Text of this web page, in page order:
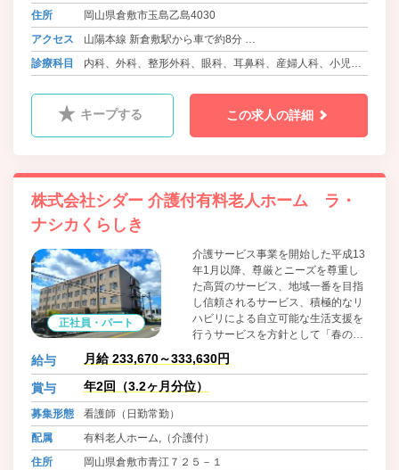
問」「泊まり」のサービスを組み合
わせて２４時間３６５日ご利用して
いただける小規模多機能型居宅介護
事業所もございます。
住所
岡山県倉敷市玉島乙島4030
アクセス
山陽本線 新倉敷駅から車で約8分
バス 両備バス ハーバーアイランド線 押上 徒歩6分
診療科目
内科、外科、整形外科、眼科、耳鼻科、産婦人科、小児
キープする この求人の詳細
株式会社シダー 介護付有料老人ホーム ラ・
ナシカくらしき
正社員・パート
介護サービス事業を開始した平成13
年1月以降、尊厳とニーズを尊重し
た高質のサービス、地域一番を目指
し信頼されるサービス、積極的なリ
ハビリによる自立可能な生活支援を
行うサービスを方針として「春の陽
だまりでありたい」をコンセプトと
した介護サービス事業を展開してい
ます。介護予防にも力を入れ、心身
の機能維持を目指したリハビリには
タッフについても研修体制の強化や
働く環境を整え、「ここで仕事がで
きてよかった」と言ってもらえる会
給与 月給 233,670～333,630円
賞与 年2回（3.2ヶ月分位）
募集形態
看護師（日勤常勤）
配属
有料老人ホーム,（介護付）
住所
岡山県倉敷市青江７２５－１